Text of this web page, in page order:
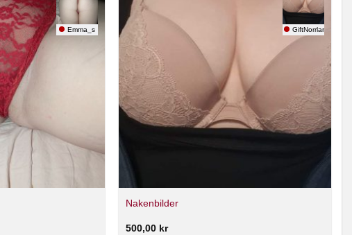
Emma_s GiftNorrland85
Nakenbilder
500,00 kr